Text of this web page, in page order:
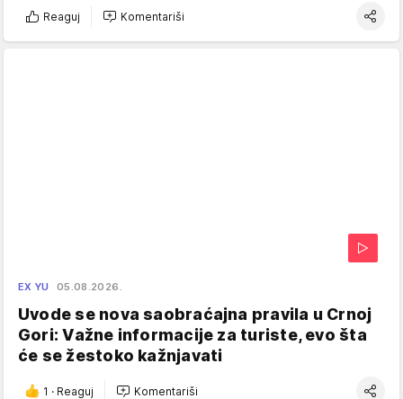
Reaguj Komentariši
EX YU 05.08.2026.
Uvode se nova saobraćajna pravila u Crnoj
Gori: Važne informacije za turiste, evo šta
će se žestoko kažnjavati
1 · Reaguj Komentariši